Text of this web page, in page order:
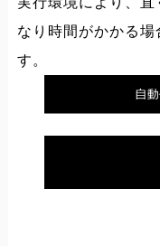
なり時間がかかる場
す。